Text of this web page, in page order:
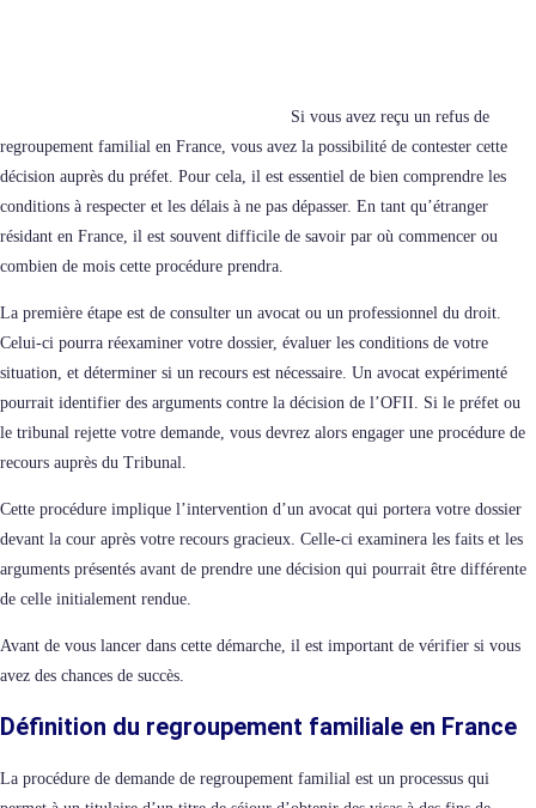
Si vous avez reçu un refus de
regroupement familial en France, vous avez la possibilité de contester cette
décision auprès du préfet. Pour cela, il est essentiel de bien comprendre les
conditions à respecter et les délais à ne pas dépasser. En tant qu’étranger
résidant en France, il est souvent difficile de savoir par où commencer ou
combien de mois cette procédure prendra.
La première étape est de consulter un avocat ou un professionnel du droit.
Celui-ci pourra réexaminer votre dossier, évaluer les conditions de votre
situation, et déterminer si un recours est nécessaire. Un avocat expérimenté
pourrait identifier des arguments contre la décision de l’OFII. Si le préfet ou
le tribunal rejette votre demande, vous devrez alors engager une procédure de
recours auprès du Tribunal.
Cette procédure implique l’intervention d’un avocat qui portera votre dossier
devant la cour après votre recours gracieux. Celle-ci examinera les faits et les
arguments présentés avant de prendre une décision qui pourrait être différente
de celle initialement rendue.
Avant de vous lancer dans cette démarche, il est important de vérifier si vous
avez des chances de succès.
Définition du regroupement familiale en France
La procédure de demande de regroupement familial est un processus qui